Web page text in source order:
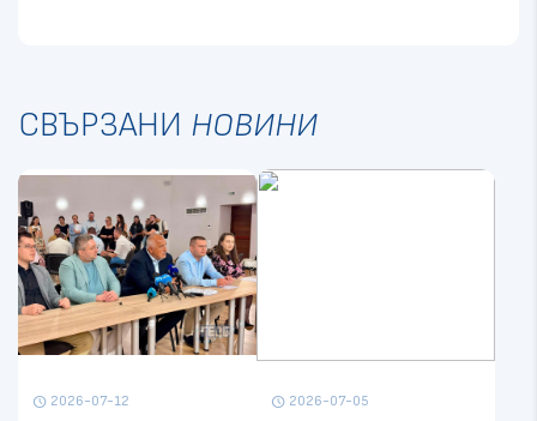
СВЪРЗАНИ НОВИНИ
schedule 2026-07-12 schedule 2026-07-05